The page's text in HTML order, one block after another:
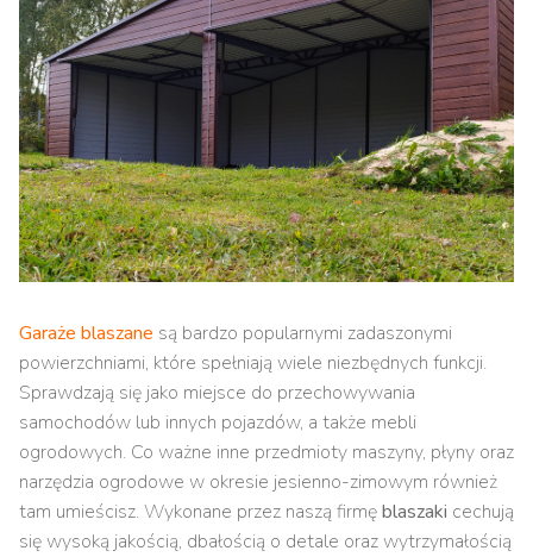
Garaże blaszane są bardzo popularnymi zadaszonymi
powierzchniami, które spełniają wiele niezbędnych funkcji.
Sprawdzają się jako miejsce do przechowywania
samochodów lub innych pojazdów, a także mebli
ogrodowych. Co ważne inne przedmioty maszyny, płyny oraz
narzędzia ogrodowe w okresie jesienno-zimowym również
tam umieścisz. Wykonane przez naszą firmęblaszaki cechują
się wysoką jakością, dbałością o detale oraz wytrzymałością